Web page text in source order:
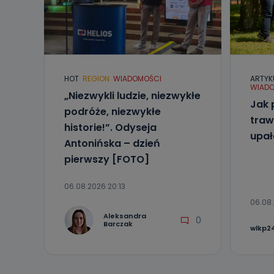
Do kiedy
Do czasu
Państwa (lub
źródeł
adres
oraz
Jak
HOT REGION WIADOMOŚCI
„Niezwykli ludzie, niezwykłe
podróże, niezwykłe
historie!”. Odyseja
Antonińska – dzień
pierwszy [FOTO]
06.08.2026 20:13
Aleksandra
Barczak
0
Jak